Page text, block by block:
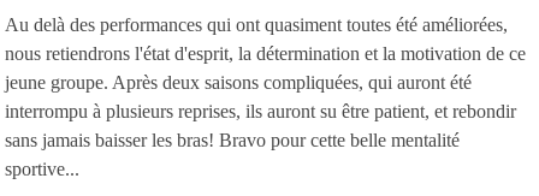
Au delà des performances qui ont quasiment toutes été améliorées,
nous retiendrons l'état d'esprit, la détermination et la motivation de ce
jeune groupe. Après deux saisons compliquées, qui auront été
interrompu à plusieurs reprises, ils auront su être patient, et rebondir
sans jamais baisser les bras! Bravo pour cette belle mentalité
sportive...